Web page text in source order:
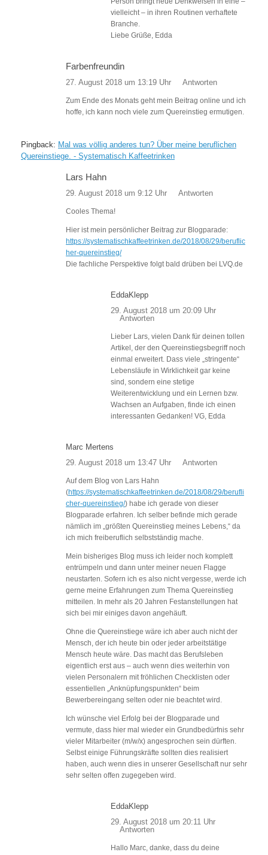
vielleicht – in ihren Routinen verhaftete
Branche.
Liebe Grüße, Edda
Farbenfreundin
27. August 2018 um 13:19 Uhr Antworten
Zum Ende des Monats geht mein Beitrag online und ich
hoffe, ich kann noch viele zum Quereinstieg ermutigen.
Pingback: Mal was völlig anderes tun? Über meine beruflichen
Quereinstiege. - Systematisch Kaffeetrinken
Lars Hahn
29. August 2018 um 9:12 Uhr Antworten
Cooles Thema!
Hier ist mein persönlicher Beitrag zur Blogparade:
https://systematischkaffeetrinken.de/2018/08/29/beruflic
her-quereinstieg/
Die fachliche Perspektive folgt bald drüben bei LVQ.de
EddaKlepp
29. August 2018 um 20:09 Uhr
Antworten
Lieber Lars, vielen Dank für deinen tollen
Artikel, der den Quereinstiegsbegriff noch
einmal erweitert. Dass viele „stringente“
Lebensläufe in Wirklichkeit gar keine
sind, sondern eine stetige
Weiterentwicklung und ein Lernen bzw.
Wachsen an Aufgaben, finde ich einen
interessanten Gedanken! VG, Edda
Marc Mertens
29. August 2018 um 13:47 Uhr
Antworten
Auf dem Blog von Lars Hahn
(https://systematischkaffeetrinken.de/2018/08/29/berufli
cher-quereinstieg/) habe ich gerade von dieser
Blogparade erfahren. Ich selber befinde mich gerade
nämlich im „größten Quereinstieg meines Lebens,“ da
ich mich freiberuflich selbstständig mache.
Mein bisheriges Blog muss ich leider noch komplett
entrümpeln und dann unter meiner neuen Flagge
neustarten. Sofern ich es also nicht vergesse, werde ich
gerne meine Erfahrungen zum Thema Quereinstieg
mitteilen. In mehr als 20 Jahren Festanstellungen hat
sich bei mir einiges davon angehäuft.
Ohne die Quereinstiege wäre ich aber auch nicht der
Mensch, der ich heute bin oder jeder arbeitstätige
Mensch heute wäre. Das macht das Berufsleben
eigentlich erst aus – auch wenn dies weiterhin von
vielen Personalern mit fröhlichen Checklisten oder
essentiellen „Anknüpfungspunkten“ beim
Bewerbereingang selten oder nie beachtet wird.
Ich wünsche viel Erfolg bei der Blogparade und
vermute, dass hier mal wieder ein Grundbedürfnis sehr
vieler Mitarbeiter (m/w/x) angesprochen sein dürften.
Selbst einige Führungskräfte sollten dies realisiert
haben, auch wenn dies in unserer Gesellschaft nur sehr
sehr selten offen zugegeben wird.
EddaKlepp
29. August 2018 um 20:11 Uhr
Antworten
Hallo Marc, danke, dass du deine